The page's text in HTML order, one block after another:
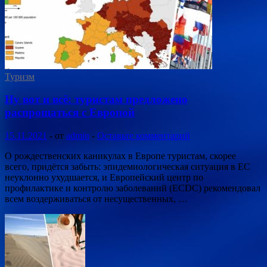
Туризм
Ну вот и всё: туристам предложено
распрощаться с Европой
15.11.2021 - от admin - Оставьте комментарий
О рождественских каникулах в Европе туристам, скорее
всего, придётся забыть: эпидемиологическая ситуация в ЕС
неуклонно ухудшается, и Европейский центр по
профилактике и контролю заболеваний (ECDC) рекомендовал
всем воздерживаться от несущественных, …